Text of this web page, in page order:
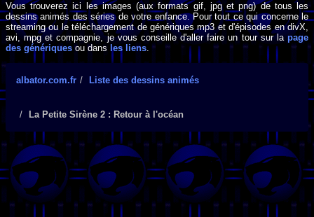
Vous trouverez ici les images (aux formats gif, jpg et png) de tous les
dessins animés des séries de votre enfance. Pour tout ce qui concerne le
streaming ou le téléchargement de génériques mp3 et d'épisodes en divX,
avi, mpg et compagnie, je vous conseille d'aller faire un tour sur lapage
des génériques ou dans les liens.
albator.com.fr Liste des dessins animés
La Petite Sirène 2 : Retour à l'océan